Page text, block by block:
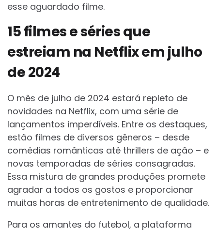
esse aguardado filme.
15 filmes e séries que
estreiam na Netflix em julho
de 2024
O mês de julho de 2024 estará repleto de
novidades na Netflix, com uma série de
lançamentos imperdíveis. Entre os destaques,
estão filmes de diversos gêneros – desde
comédias românticas até thrillers de ação – e
novas temporadas de séries consagradas.
Essa mistura de grandes produções promete
agradar a todos os gostos e proporcionar
muitas horas de entretenimento de qualidade.
Para os amantes do futebol, a plataforma